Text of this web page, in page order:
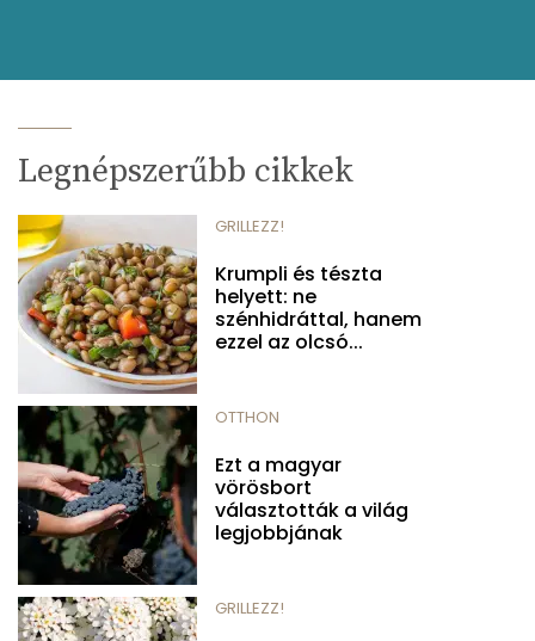
Legnépszerűbb cikkek
GRILLEZZ!
Krumpli és tészta
helyett: ne
szénhidráttal, hanem
ezzel az olcsó...
OTTHON
Ezt a magyar
vörösbort
választották a világ
legjobbjának
GRILLEZZ!